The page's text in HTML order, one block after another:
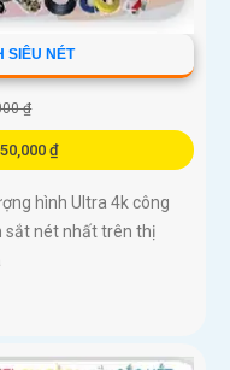
SIÊU NÉT
₫
₫
hình Ultra 4k công
sắt nét nhất trên thị